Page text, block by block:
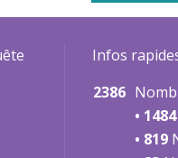
Infos
2386
• 1484
• 819